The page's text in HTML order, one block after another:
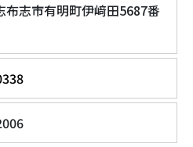
布志市有明町伊﨑田5687番